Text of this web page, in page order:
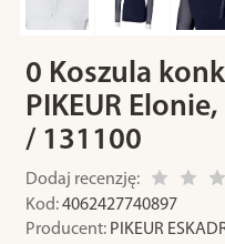
0 Koszula
PIKEUR
/ 131100
Dodaj recenzję:
Kod: 4062427740897
Producent: PIKEUR